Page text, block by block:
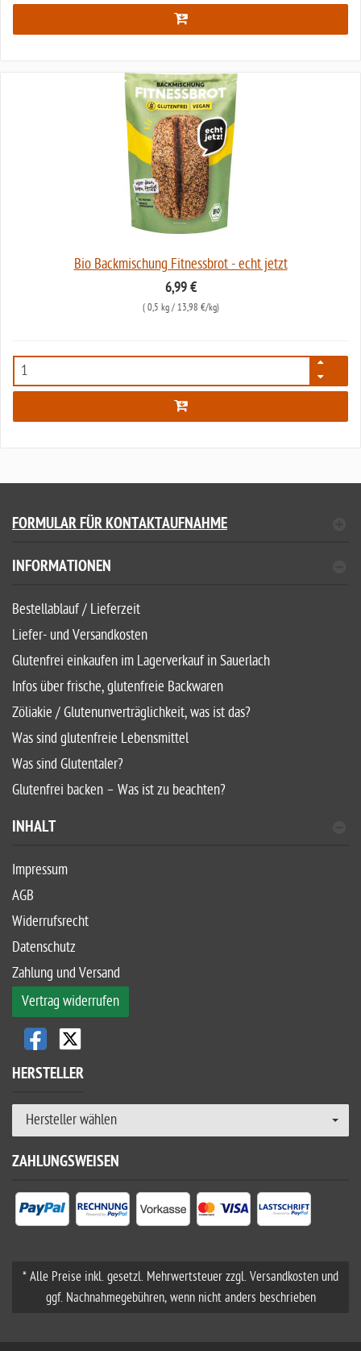
Bio Backmischung Fitnessbrot - echt jetzt
6,99 €
( 0,5 kg/ 13,98 €/kg)
7591
FORMULAR FÜR KONTAKTAUFNAHME
INFORMATIONEN
Bestellablauf / Lieferzeit
Liefer- und Versandkosten
Glutenfrei einkaufen im Lagerverkauf in Sauerlach
Infos über frische, glutenfreie Backwaren
Zöliakie / Glutenunverträglichkeit, was ist das?
Was sind glutenfreie Lebensmittel
Was sind Glutentaler?
Glutenfrei backen – Was ist zu beachten?
INHALT
Impressum
AGB
Widerrufsrecht
Datenschutz
Zahlung und Versand
Vertrag widerrufen
HERSTELLER
Hersteller wählen
ZAHLUNGSWEISEN
* Alle Preise inkl. gesetzl. Mehrwertsteuer zzgl. Versandkosten und
ggf. Nachnahmegebühren, wenn nicht anders beschrieben